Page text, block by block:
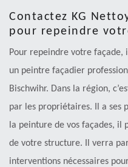
Contactez KG
pour repeindre
Pour repeindre votre
un peintre façadier
Bischwihr. Dans la région,
par les propriétaires. Il a ses
la peinture de vos façades, il
de votre structure. Il verra
interventions nécessaires